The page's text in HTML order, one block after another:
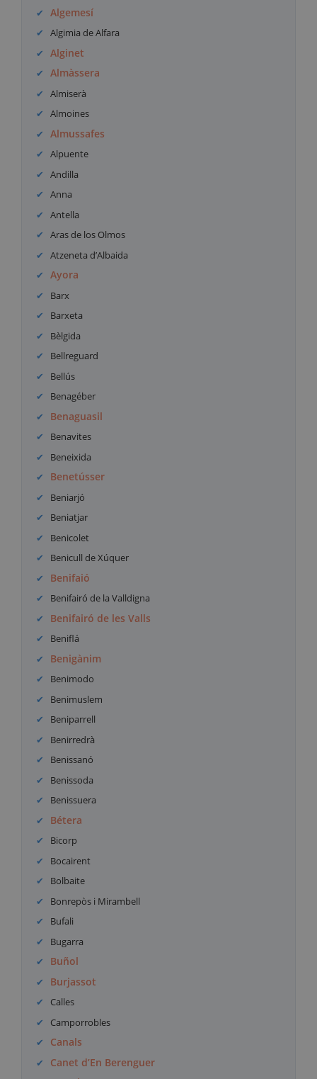
Algemesí
Algimia de Alfara
Alginet
Almàssera
Almiserà
Almoines
Almussafes
Alpuente
Andilla
Anna
Antella
Aras de los Olmos
Atzeneta d’Albaida
Ayora
Barx
Barxeta
Bèlgida
Bellreguard
Bellús
Benagéber
Benaguasil
Benavites
Beneixida
Benetússer
Beniarjó
Beniatjar
Benicolet
Benicull de Xúquer
Benifaió
Benifairó de la Valldigna
Benifairó de les Valls
Beniflá
Benigànim
Benimodo
Benimuslem
Beniparrell
Benirredrà
Benissanó
Benissoda
Benissuera
Bétera
Bicorp
Bocairent
Bolbaite
Bonrepòs i Mirambell
Bufali
Bugarra
Buñol
Burjassot
Calles
Camporrobles
Canals
Canet d’En Berenguer